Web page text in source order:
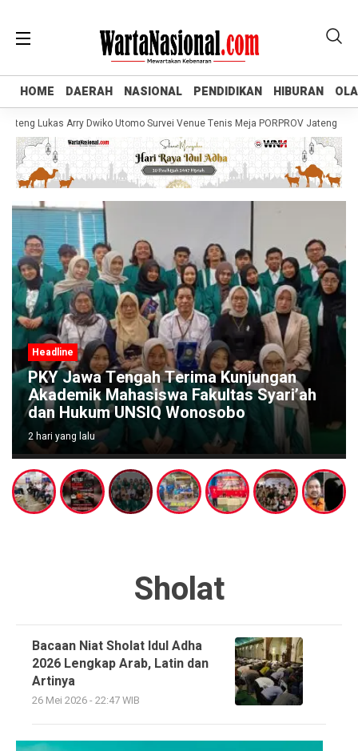
HOME DAERAH NASIONAL PENDIDIKAN HIBURAN
HOME DAERAH NASIONAL PENDIDIKAN HIBURAN
Lukas Arry Dwiko Utomo Survei Venue Tenis Meja PORPROV Jateng XVII
Headline
PKY Jawa Tengah Terima Kunjungan
Akademik Mahasiswa Fakultas Syari’ah
dan Hukum UNSIQ Wonosobo
2 hari yang lalu
Sholat
Bacaan Niat Sholat Idul Adha
2026 Lengkap Arab, Latin dan
Artinya
26 Mei 2026 - 22:47 WIB